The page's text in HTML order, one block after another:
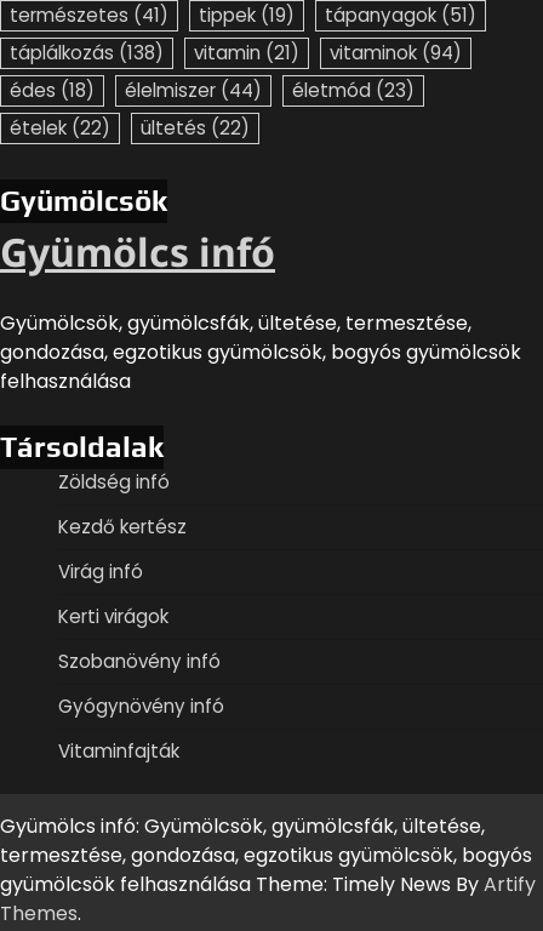
természetes (41) tippek (19) tápanyagok (51)
táplálkozás (138) vitamin (21) vitaminok (94)
édes (18) élelmiszer (44) életmód (23)
ételek (22) ültetés (22)
Gyümölcsök
Gyümölcs infó
Gyümölcsök, gyümölcsfák, ültetése, termesztése,
gondozása, egzotikus gyümölcsök, bogyós gyümölcsök
felhasználása
Társoldalak
Zöldség infó
Kezdő kertész
Virág infó
Kerti virágok
Szobanövény infó
Gyógynövény infó
Vitaminfajták
Gyümölcs infó: Gyümölcsök, gyümölcsfák, ültetése,
termesztése, gondozása, egzotikus gyümölcsök, bogyós
gyümölcsök felhasználása Theme: Timely News ByArtify
Themes.